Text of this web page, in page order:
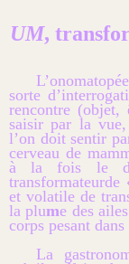
UM,
L’onomatopée
sorte
rencontre (objet,
saisir par la
l’on doit sentir
cerveau de
à la fois le
transformateurde
et volatile de
la plume des
corps pesant
La